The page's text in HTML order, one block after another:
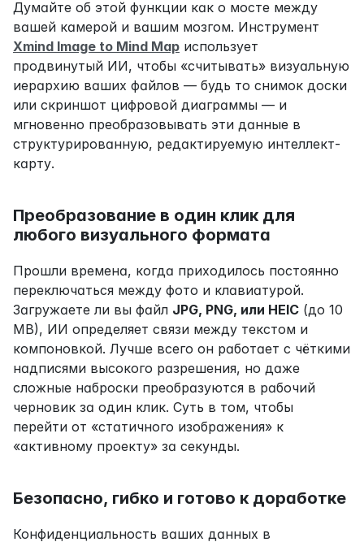
Думайте об этой функции как о мосте между
Xmind Image to Mind Map использует
продвинутый ИИ, чтобы «считывать» визуальную
иерархию ваших файлов — будь то снимок доски
или скриншот цифровой диаграммы — и
мгновенно преобразовывать эти данные в
структурированную, редактируемую интеллект-
карту.
Преобразование в один клик для
любого визуального формата
Прошли времена, когда приходилось постоянно
переключаться между фото и клавиатурой.
Загружаете ли вы файл JPG, PNG, или HEIC (до 10
MB), ИИ определяет связи между текстом и
компоновкой. Лучше всего он работает с чёткими
надписями высокого разрешения, но даже
сложные наброски преобразуются в рабочий
черновик за один клик. Суть в том, чтобы
перейти от «статичного изображения» к
«активному проекту» за секунды.
Безопасно, гибко и готово к доработке
Конфиденциальность ваших данных в